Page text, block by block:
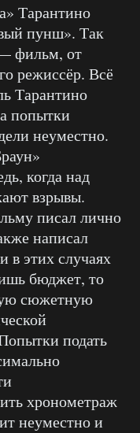
Тарантино
пунш». Так
фильм, от
режиссёр. Всё
Тарантино
попытки
неуместно.
когда над
взрывы.
писал лично
написал
в этих случаях
бюджет, то
сюжетную
подать
хронометраж
неуместно и